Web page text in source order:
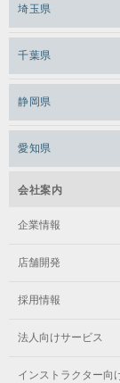
メガロス田端
メガロスルフレ田端
メガロスキッズ錦糸
メガロス葛飾
メガロスルフレ三鷹
メガロスルフレ武蔵
メガロス小平テニス
メガロス上永谷
メガロスルフレ上永
メガロス日吉
メガロス綱島
メガロスルフレ綱島
メガロス市ヶ尾
メガロス鷺沼
メガロスルフレ鷺沼
メガロス相模大野
埼玉県
メガロスルフレ草加
千葉県
メガロス本八幡
静岡県
愛知県
メガロステラッセ納
メガロス千種
会社案内
企業情報
店舗開発
採用情報
法人向けサービス
インストラクター向